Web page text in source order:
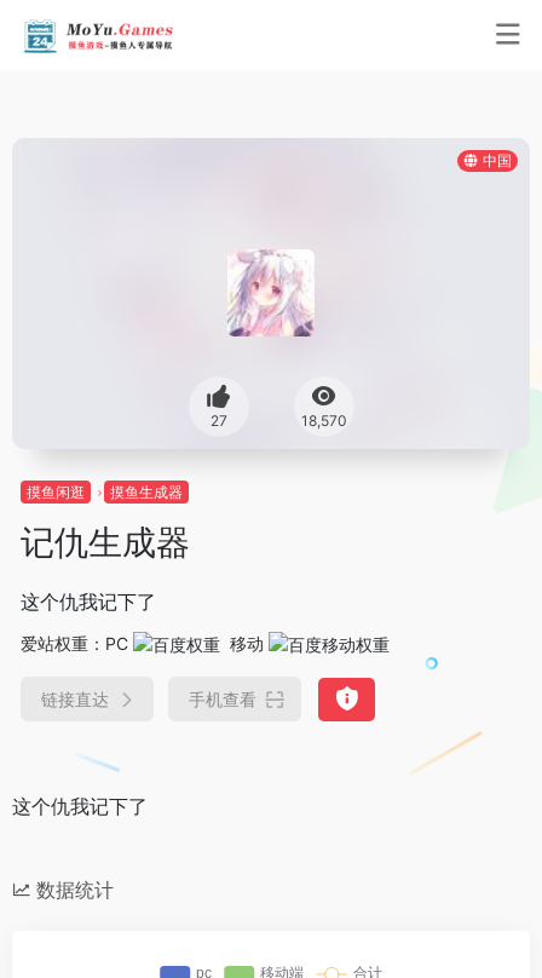
中国
27 18,570
摸鱼闲逛 摸鱼生成器
记仇生成器
这个仇我记下了
爱站权重： PC 移动
链接直达 手机查看
这个仇我记下了
数据统计